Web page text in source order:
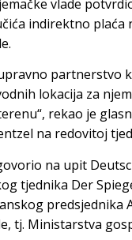
vlade
indirektno
partnerstvo
lokacija za
rekao je
na redovitoj
na upit
tjednika Der
predsjednika
tj. Ministarstva